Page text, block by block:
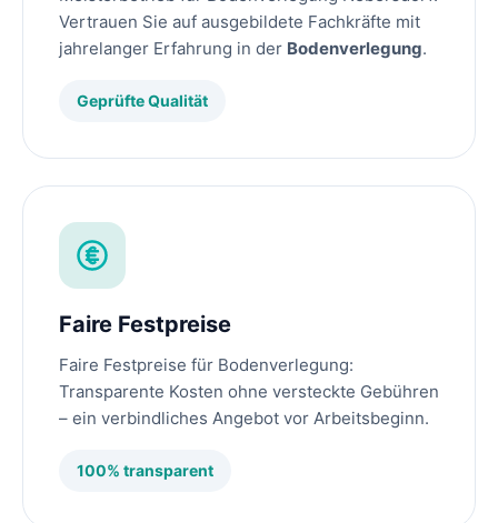
Vertrauen Sie auf ausgebildete Fachkräfte mit
jahrelanger Erfahrung in der Bodenverlegung.
Geprüfte Qualität
Faire Festpreise
Faire Festpreise für Bodenverlegung:
Transparente Kosten ohne versteckte Gebühren
– ein verbindliches Angebot vor Arbeitsbeginn.
100% transparent